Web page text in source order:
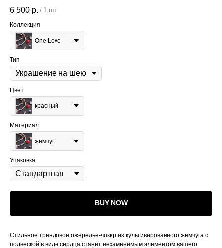
6 500 р. / 1 шт
Коллекция
One Love
Тип
Цвет
красный
Материал
жемчуг
Упаковка
BUY NOW
Стильное трендовое ожерелье-чокер из культивированного жемчуга с
подвеской в виде сердца станет незаменимым элементом вашего